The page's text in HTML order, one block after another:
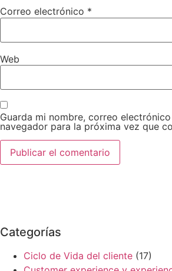
Correo electrónico *
Web
Guarda mi nombre, correo
navegador para la próxima vez que
Categorías
Ciclo de Vida del cliente (17)